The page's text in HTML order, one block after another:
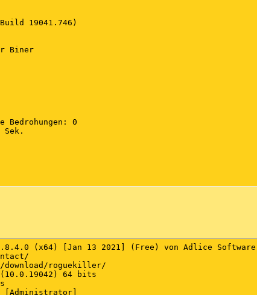
19041.746)
Biner
Bedrohungen: 0
(x64) [Jan 13 2021] (Free) von Adlice Software
roguekiller/
(10.0.19042) 64 bits
[Administrator]